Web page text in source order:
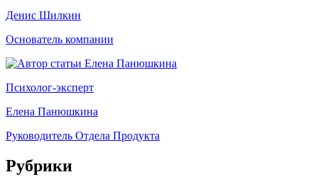
Денис Шилкин
Основатель компании
Психолог-эксперт
Елена Панюшкина
Руководитель Отдела Продукта
Рубрики